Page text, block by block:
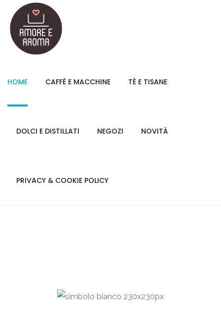
HOME CAFFÈ E MACCHINE TÈ E TISANE
DOLCI E DISTILLATI NEGOZI NOVITÀ
PRIVACY & COOKIE POLICY